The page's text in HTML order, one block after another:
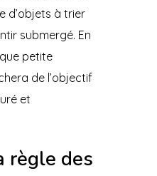
d’objets à trier
submergé. En
petite
de l’objectif
et
règle des